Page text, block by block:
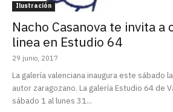
Ilustración
Nacho Casanova te invita a
linea en Estudio 64
29 junio, 2017
La galería valenciana inaugura este sábado
autor zaragozano. La galería Estudio 64 de
sábado 1 al lunes 31...